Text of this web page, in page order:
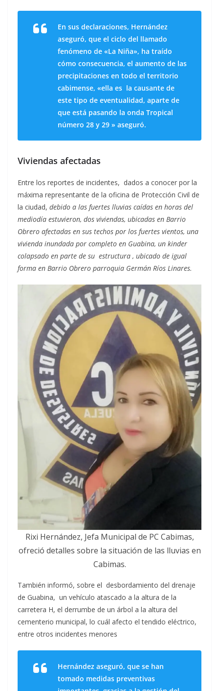
En sus declaraciones, Hernández
aseguró, que el ciclo del llamado
fenómeno de «La Niña», ha traído
cómo consecuencia, el aumento de las
precipitaciones en todo el territorio
cabimense, «ella es la causante de
este tipo de eventualidad, aparte de
que está pasando la onda Tropical
número 28 y 29 » aseguró.
Viviendas afectadas
Entre los reportes de incidentes, dados a conocer por la
máxima representante de la oficina de Protección Civil de
la ciudad, debido a las fuertes lluvias caídas en horas del
mediodía estuvieron, dos viviendas, ubicadas en Barrio
Obrero afectadas en sus techos por los fuertes vientos, una
vivienda inundada por completo en Guabina, un kinder
colapsado en parte de su estructura , ubicado de igual
forma en Barrio Obrero parroquia Germán Ríos Linares.
Rixi Hernández, Jefa Municipal de PC Cabimas,
ofreció detalles sobre la situación de las lluvias en
Cabimas.
También informó, sobre el desbordamiento del drenaje
de Guabina, un vehículo atascado a la altura de la
carretera H, el derrumbe de un árbol a la altura del
cementerio municipal, lo cuál afecto el tendido eléctrico,
entre otros incidentes menores
Hernández aseguró, que se han
tomado medidas preventivas